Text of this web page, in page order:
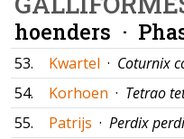
hoenders ·
53. Kwartel · Coturnix
54.
Korhoen · Tetrao
55.
Patrijs · Perdix